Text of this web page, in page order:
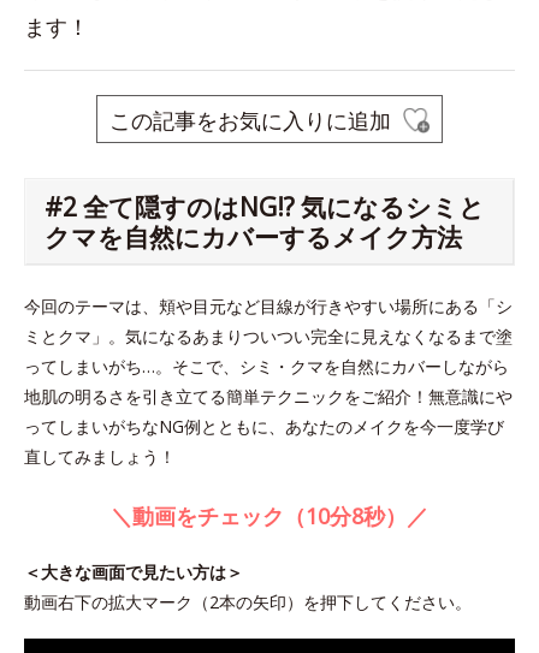
ます！
この記事をお気に入りに追加
#2 全て隠すのはNG!? 気になるシミと
クマを自然にカバーするメイク方法
今回のテーマは、頬や目元など目線が行きやすい場所にある「シ
ミとクマ」。気になるあまりついつい完全に見えなくなるまで塗
ってしまいがち…。そこで、シミ・クマを自然にカバーしながら
地肌の明るさを引き立てる簡単テクニックをご紹介！無意識にや
ってしまいがちなNG例とともに、あなたのメイクを今一度学び
直してみましょう！
＼動画をチェック（10分8秒）／
＜大きな画面で見たい方は＞
動画右下の拡大マーク（2本の矢印）を押下してください。